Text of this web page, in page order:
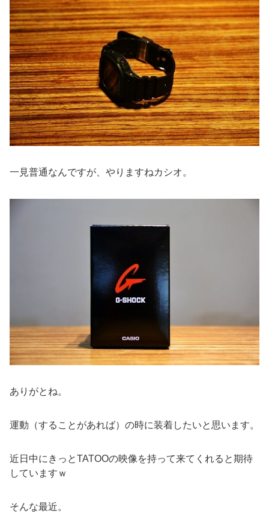
一見普通なんですが、やりますねカシオ。
ありがとね。
運動（することがあれば）の時に装着したいと思います。
近日中にきっとTATOOの映像を持って来てくれると期待
していますｗ
そんな最近。